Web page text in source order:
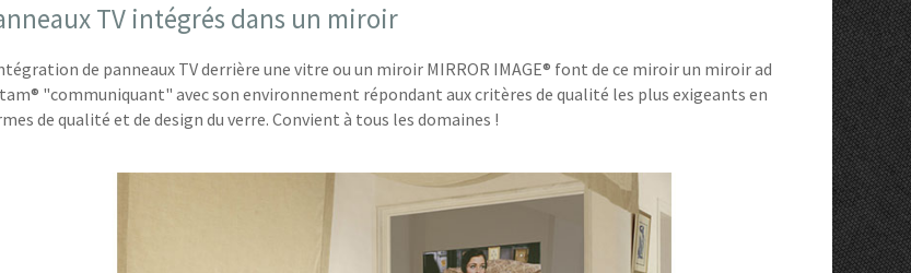
TV intégrés dans un miroir
de panneaux TV derrière une vitre ou un miroir MIRROR IMAGE® font de ce miroir un miroir ad
"communiquant" avec son environnement répondant aux critères de qualité les plus exigeants en
de qualité et de design du verre. Convient à tous les domaines !